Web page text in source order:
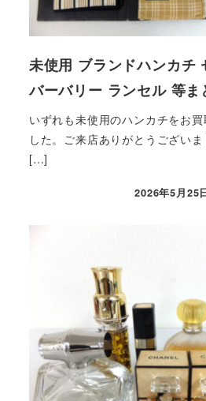
未使用 ブランドハンカチ
バーバリー ランセル 等ま
いずれも未使用のハンカチをお
した。ご来店ありがとうござい
[…]
2026年5月25